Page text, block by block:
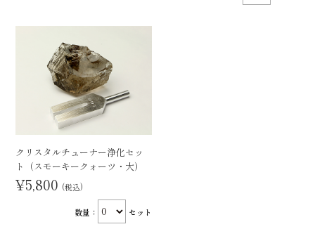
クリスタルチューナー浄化セッ
ト（スモーキークォーツ・大）
¥5,800 (税込)
数量： セット